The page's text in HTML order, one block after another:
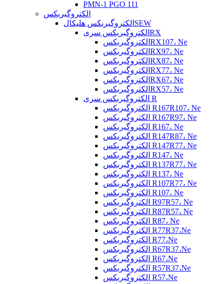
PMN-1 PGO 111
الکتروگیربکس
الکتروگیربکس هلیکالSEW
الکتروگیربکس سریRX
الکتروگیربکسRX107، Ne
الکتروگیربکسRX97، Ne
الکتروگیربکسRX87، Ne
الکتروگیربکسRX77، Ne
الکتروگیربکسRX67، Ne
الکتروگیربکسRX57، Ne
الکتروگیربکس سری R
الکتروگیربکس R167R107، Ne
الکتروگیربکس R167R97، Ne
الکتروگیربکس R167، Ne
الکتروگیربکس R147R87، Ne
الکتروگیربکس R147R77، Ne
الکتروگیربکس R147، Ne
الکتروگیربکس R137R77، Ne
الکتروگیربکس R137، Ne
الکتروگیربکس R107R77، Ne
الکتروگیربکس R107، Ne
الکتروگیربکس R97R57، Ne
الکتروگیربکس R87R57، Ne
الکتروگیربکس R87، Ne
الکتروگیربکس R77R37،Ne
الکتروگیربکس R77،Ne
الکتروگیربکس R67R37،Ne
الکتروگیربکس R67،Ne
الکتروگیربکس R57R37،Ne
الکتروگیربکس R57،Ne